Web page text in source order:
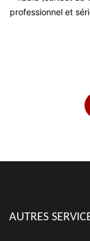
Travail de bonne
AUTRES